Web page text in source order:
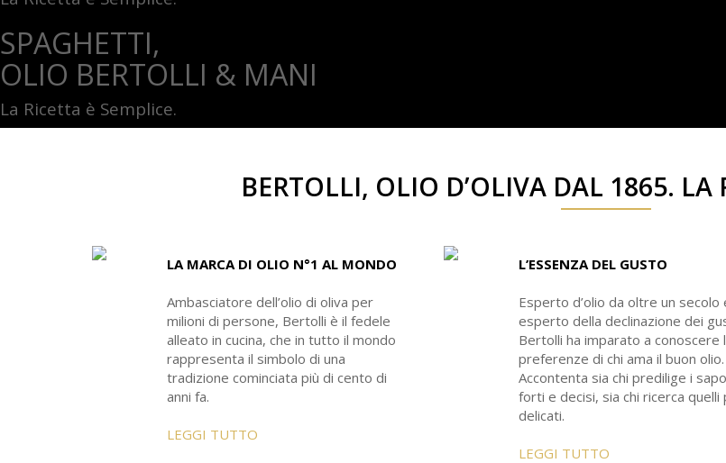
SPAGHETTI,
OLIO BERTOLLI & MANI
La Ricetta è Semplice.
BERTOLLI, OLIO D’OLIVA DAL 1865. LA
LA MARCA DI OLIO N°1 AL MONDO
Ambasciatore dell’olio di oliva per
milioni di persone, Bertolli è il fedele
alleato in cucina, che in tutto il mondo
rappresenta il simbolo di una
tradizione cominciata più di cento di
anni fa.
LEGGI TUTTO
L’ESSENZA DEL GUSTO
Esperto d’olio da oltre un secolo
esperto della declinazione dei
Bertolli ha imparato a conoscere
preferenze di chi ama il buon olio.
Accontenta sia chi predilige i
forti e decisi, sia chi ricerca quelli
delicati.
LEGGI TUTTO